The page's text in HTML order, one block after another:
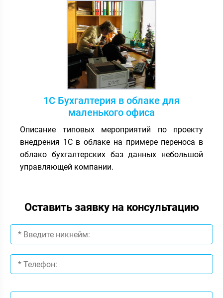
1С Бухгалтерия в облаке для
маленького офиса
Описание типовых мероприятий по проекту
внедрения 1С в облаке на примере переноса в
облако бухгалтерских баз данных небольшой
управляющей компании.
Оставить заявку на консультацию